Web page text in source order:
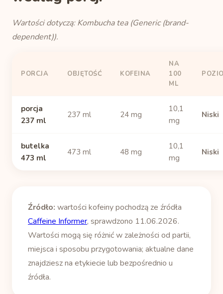
Wartości dotyczą: Kombucha tea (Generic (brand-
dependent)).
PORCJA OBJĘTOŚĆ KOFEINA
NA
100
ML
porcja
237 ml
237 ml 24 mg
10,1
mg
Niski
butelka
473 ml
473 ml 48 mg
10,1
mg
Niski
Źródło: wartości kofeiny pochodzą ze źródła
Caffeine Informer, sprawdzono 11.06.2026.
Wartości mogą się różnić w zależności od partii,
miejsca i sposobu przygotowania; aktualne dane
znajdziesz na etykiecie lub bezpośrednio u
źródła.